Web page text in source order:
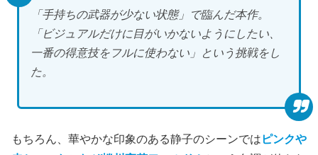
「手持ちの武器が少ない状態」で臨んだ本作。
「ビジュアルだけに目がいかないようにしたい、
一番の得意技をフルに使わない」という挑戦をし
た。
もちろん、華やかな印象のある静子のシーンでは ピンクや